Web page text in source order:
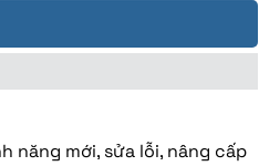
năng mới, sửa lỗi, nâng cấp